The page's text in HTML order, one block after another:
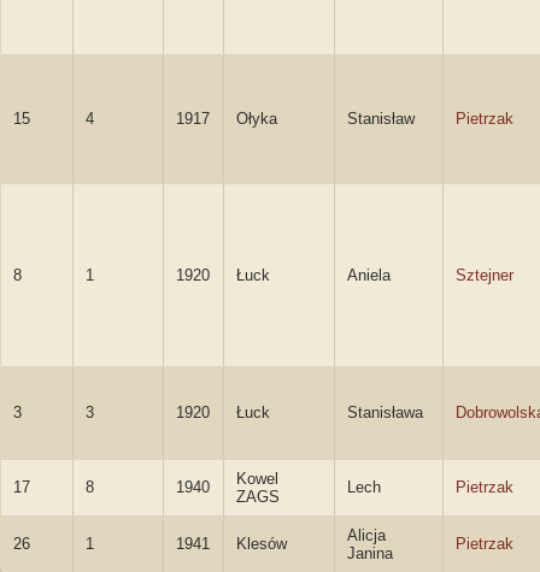
15 4 1917 Ołyka Stanisław Pietrzak
8 1 1920 Łuck Aniela Sztejner
3 3 1920 Łuck Stanisława
17 8 1940
Kowel
ZAGS
Lech Pietrzak
26 1 1941 Klesów
Alicja
Janina
Pietrzak